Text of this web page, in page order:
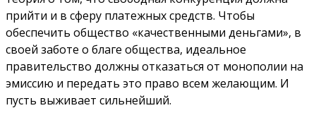
прийти и в сферу платежных средств. Чтобы
обеспечить общество «качественными деньгами», в
своей заботе о благе общества, идеальное
правительство должны отказаться от монополии на
эмиссию и передать это право всем желающим. И
пусть выживает сильнейший.